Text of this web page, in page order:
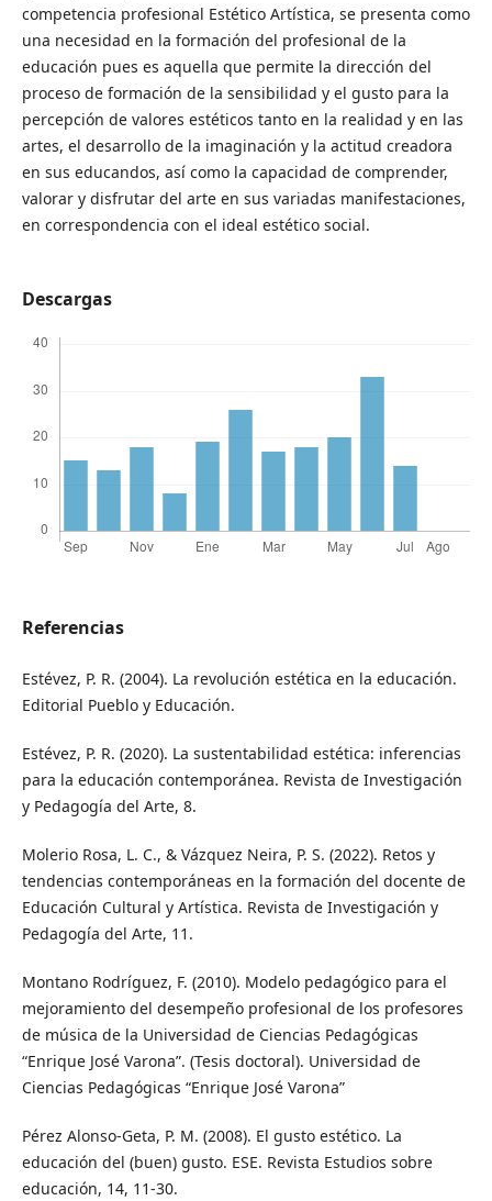
competencia profesional Estético Artística, se presenta como
una necesidad en la formación del profesional de la
educación pues es aquella que permite la dirección del
proceso de formación de la sensibilidad y el gusto para la
percepción de valores estéticos tanto en la realidad y en las
artes, el desarrollo de la imaginación y la actitud creadora
en sus educandos, así como la capacidad de comprender,
valorar y disfrutar del arte en sus variadas manifestaciones,
en correspondencia con el ideal estético social.
Descargas
Referencias
Estévez, P. R. (2004). La revolución estética en la educación.
Editorial Pueblo y Educación.
Estévez, P. R. (2020). La sustentabilidad estética: inferencias
para la educación contemporánea. Revista de Investigación
y Pedagogía del Arte, 8.
Molerio Rosa, L. C., & Vázquez Neira, P. S. (2022). Retos y
tendencias contemporáneas en la formación del docente de
Educación Cultural y Artística. Revista de Investigación y
Pedagogía del Arte, 11.
Montano Rodríguez, F. (2010). Modelo pedagógico para el
mejoramiento del desempeño profesional de los profesores
de música de la Universidad de Ciencias Pedagógicas
“Enrique José Varona”. (Tesis doctoral). Universidad de
Ciencias Pedagógicas “Enrique José Varona”
Pérez Alonso-Geta, P. M. (2008). El gusto estético. La
educación del (buen) gusto. ESE. Revista Estudios sobre
educación, 14, 11-30.